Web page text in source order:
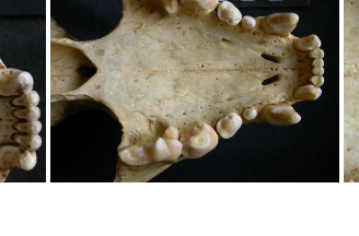
Crâne : maxillaires et os incisif